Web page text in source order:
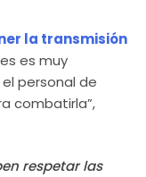
la transmisión
es muy
personal de
combatirla”,
respetar las